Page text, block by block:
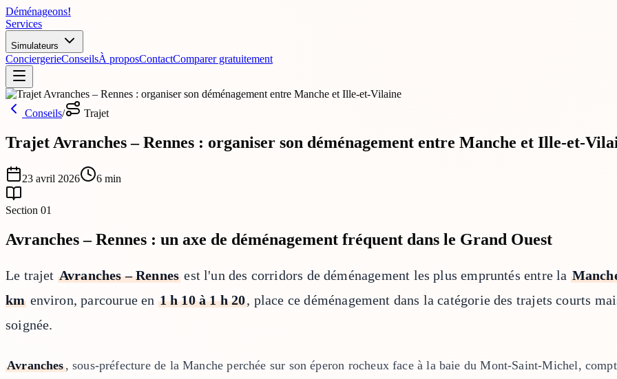
Déménageons!
Services
Simulateurs
ConciergerieConseilsÀ proposContactComparer gratuitement
Conseils/ Trajet
Trajet Avranches – Rennes : organiser son déménagement entre Manche et Ille-et-
23 avril 2026 6 min
Section 01
Avranches – Rennes : un axe de déménagement fréquent dans le Grand Ouest
Le trajet Avranches – Rennes est l'un des corridors de déménagement les plus empruntés entre la
km environ, parcourue en 1 h 10 à 1 h 20, place ce déménagement dans la catégorie des trajets courts
soignée.
Avranches, sous-préfecture de la Manche perchée sur son éperon rocheux face à la baie du Mont-Saint-Michel,